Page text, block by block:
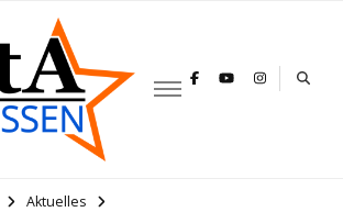
Aktuelles